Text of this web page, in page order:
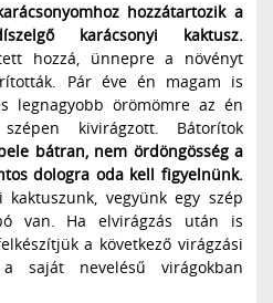
hozzátartozik a
karácsonyi kaktusz.
hozzá, ünnepre a növényt
Pár éve én magam is
legnagyobb örömömre az én
kivirágzott. Bátorítok
bátran, nem ördöngösség a
dologra oda kell figyelnünk.
vegyünk egy szép
van. Ha elvirágzás után is
a következő virágzási
saját nevelésű virágokban